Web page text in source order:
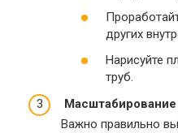
других
Нарисуйте
труб.
Важно правильно